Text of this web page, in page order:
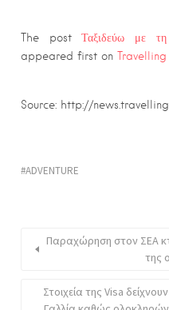
The postΤαξιδεύω με
appeared first on Travelling
Source: http://
ADVENTURE
Παραχώρηση στον ΣΕΑ
της
Στοιχεία της Visa